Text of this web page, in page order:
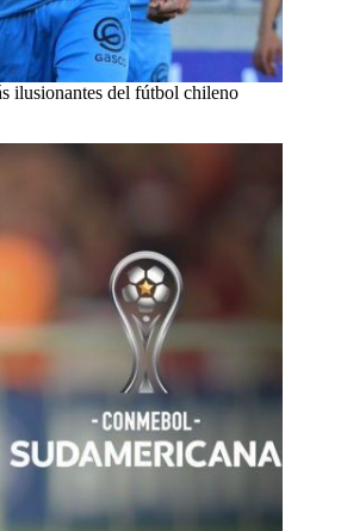
ilusionantes del fútbol chileno